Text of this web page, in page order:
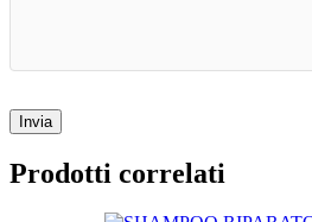
Invia
Prodotti correlati